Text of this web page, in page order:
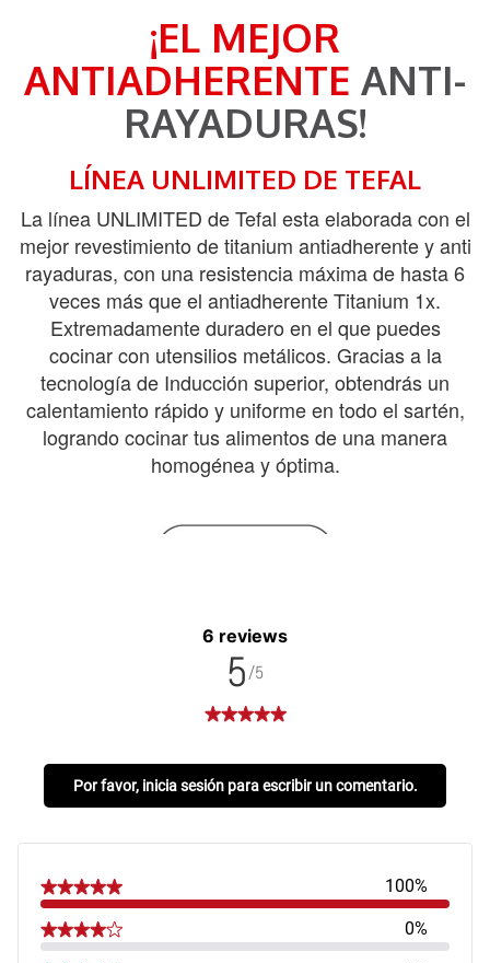
6 reviews
5/5
Por favor, inicia sesión para escribir un comentario.
100%
0%